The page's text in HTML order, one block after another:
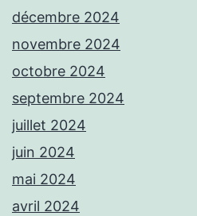
décembre 2024
novembre 2024
octobre 2024
septembre 2024
juillet 2024
juin 2024
mai 2024
avril 2024